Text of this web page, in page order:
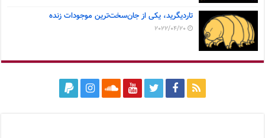
تاردیگرید، یکی از جان‌سخت‌ترین موجودات زنده
2022/04/20